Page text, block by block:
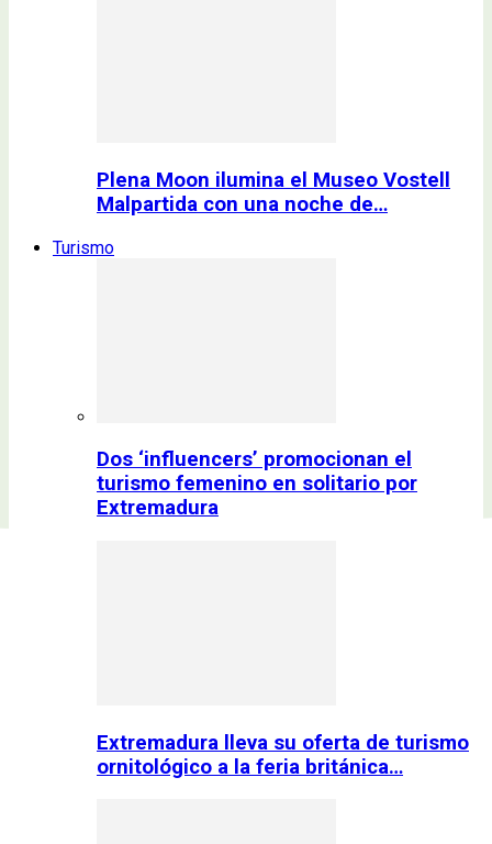
Plena Moon ilumina el Museo Vostell
Malpartida con una noche de…
Turismo
Dos ‘influencers’ promocionan el
turismo femenino en solitario por
Extremadura
Extremadura lleva su oferta de turismo
ornitológico a la feria británica…